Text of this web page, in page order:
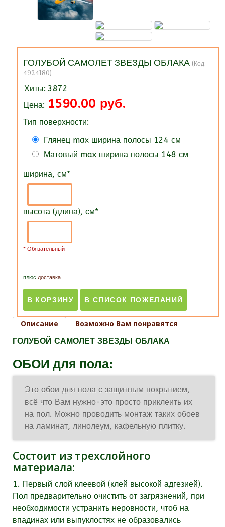
ГОЛУБОЙ САМОЛЕТ ЗВЕЗДЫ ОБЛАКА (Код:
4924180)
Хиты: 3872
Цена: 1590.00 руб.
Тип поверхности:
Глянец max ширина полосы 124 см
Матовый max ширина полосы 148 см
ширина, см*
высота (длина), см*
* Обязательный
плюс доставка
Описание
Возможно Вам понравятся
ГОЛУБОЙ САМОЛЕТ ЗВЕЗДЫ ОБЛАКА
ОБОИ для пола:
Это обои для пола с защитным покрытием,
всё что Вам нужно-это просто приклеить их
на пол. Можно проводить монтаж таких обоев
на ламинат, линолеум, кафельную плитку.
Состоит из трехслойного
материала:
1. Первый слой клеевой (клей высокой адгезией).
Пол предварительно очистить от загрязнений, при
необходимости устранить неровности, чтоб на
впадинах или выпуклостях не образовались